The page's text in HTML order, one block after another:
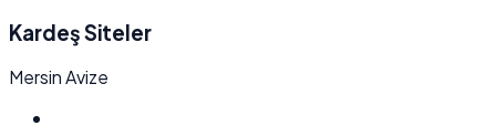
Kardeş Siteler
Mersin Avize